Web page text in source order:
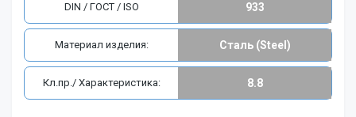
DIN / ГОСТ / ISO 933
Материал изделия: Сталь (Steel)
Кл.пр./ Характеристика: 8.8